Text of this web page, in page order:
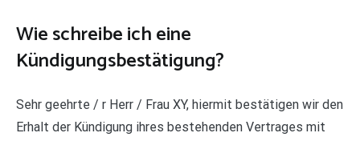
Wie schreibe ich eine
Kündigungsbestätigung?
Sehr geehrte / r Herr / Frau XY, hiermit bestätigen wir den
Erhalt der Kündigung ihres bestehenden Vertrages mit